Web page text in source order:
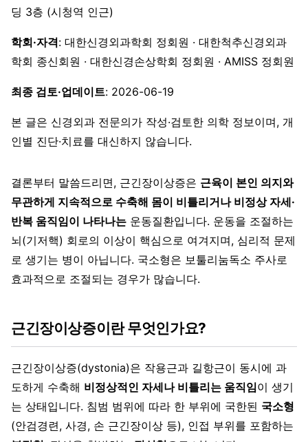
딩 3층 (시청역 인근)
학회·자격: 대한신경외과학회 정회원 · 대한척추신경외과
학회 종신회원 · 대한신경손상학회 정회원 · AMISS 정회원
최종 검토·업데이트: 2026-06-19
본 글은 신경외과 전문의가 작성·검토한 의학 정보이며, 개
인별 진단·치료를 대신하지 않습니다.
결론부터 말씀드리면, 근긴장이상증은 근육이 본인 의지와
무관하게 지속적으로 수축해 몸이 비틀리거나 비정상 자세·
반복 움직임이 나타나는 운동질환입니다. 운동을 조절하는
뇌(기저핵) 회로의 이상이 핵심으로 여겨지며, 심리적 문제
로 생기는 병이 아닙니다. 국소형은 보툴리눔독소 주사로
효과적으로 조절되는 경우가 많습니다.
근긴장이상증이란 무엇인가요?
근긴장이상증(dystonia)은 작용근과 길항근이 동시에 과
도하게 수축해 비정상적인 자세나 비틀리는 움직임이 생기
는 상태입니다. 침범 범위에 따라 한 부위에 국한된 국소형
(안검경련, 사경, 손 근긴장이상 등), 인접 부위를 포함하는